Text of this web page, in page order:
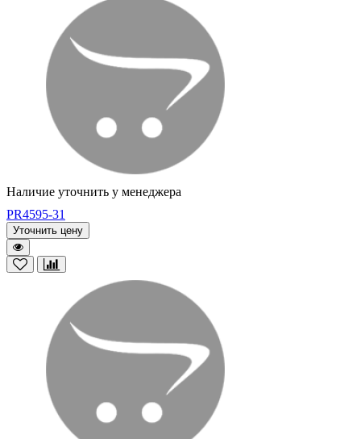
Наличие уточнить у менеджера
PR4595-31
Уточнить цену